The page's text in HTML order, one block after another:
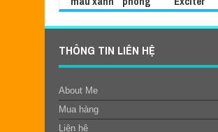
lá đen
nhám cực
đẹp
2022 -
cách
RACER
01,
2022 -
150 màu
xanh
50_SG202
Mar 25,
0
THÔNG TIN LIÊN HỆ
About Me
Mua hàng
Liên hệ